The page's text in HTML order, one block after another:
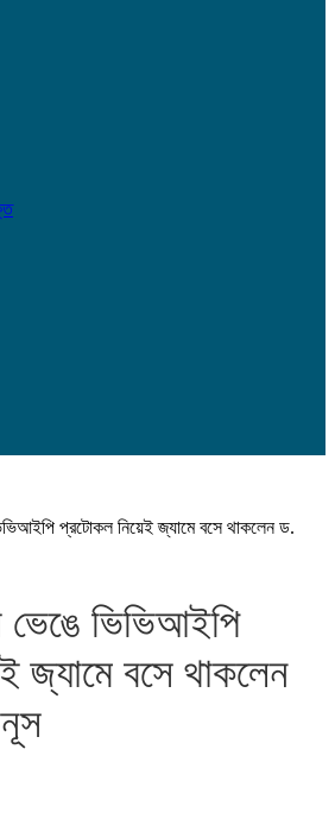
প্রটোকল নিয়েই জ্যামে বসে থাকলেন ড.
ভেঙে ভিভিআইপি
জ্যামে বসে থাকলেন